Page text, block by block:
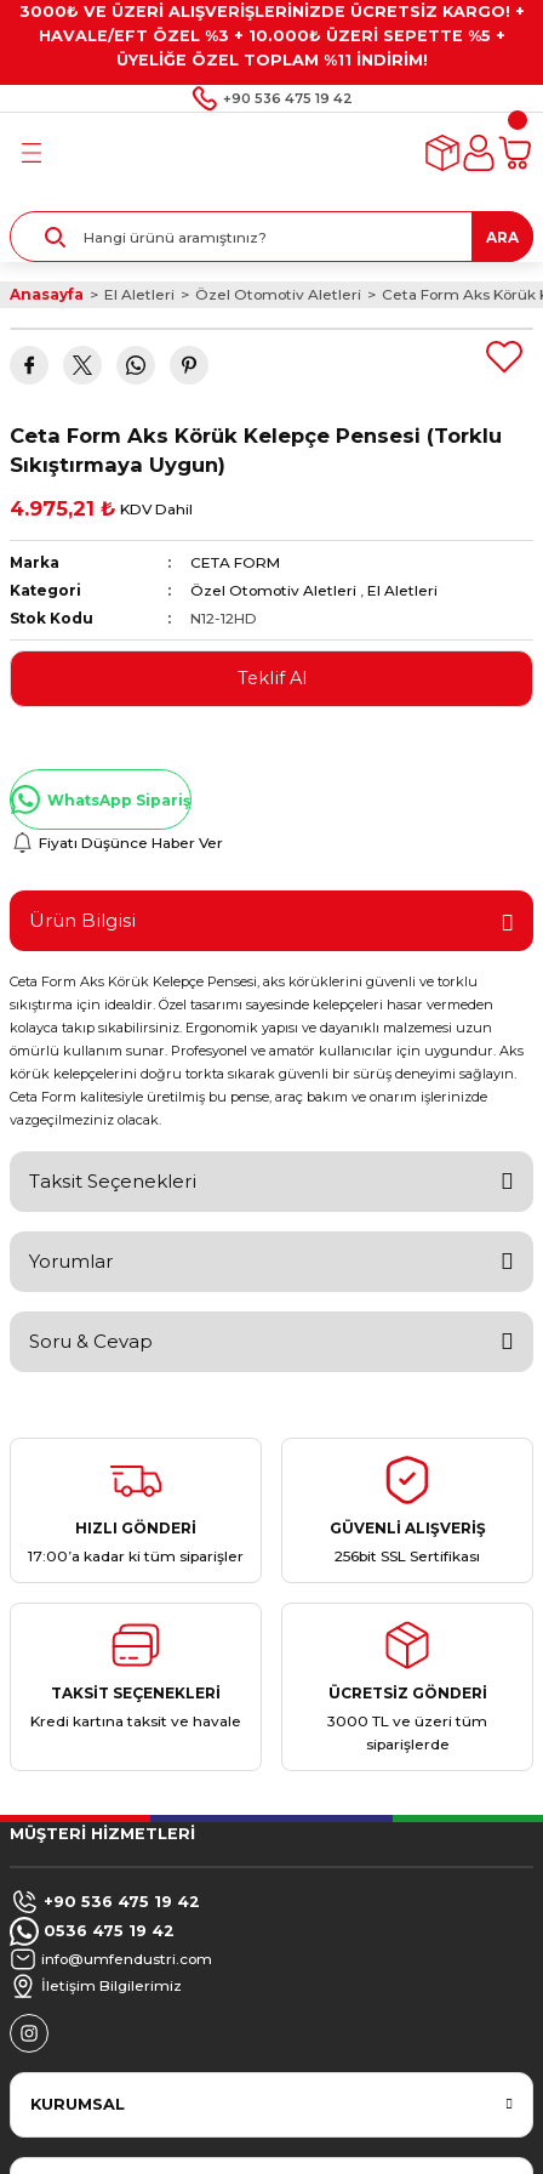
3000₺ VE ÜZERİ ALIŞVERİŞLERİNİZDE ÜCRETSİZ KARGO! +
HAVALE/EFT ÖZEL %3 + 10.000₺ ÜZERİ SEPETTE %5 +
ÜYELİĞE ÖZEL TOPLAM %11 İNDİRİM!
+90 536 475 19 42
Geri Dön
Geri Dön
Geri Dön
Gresler
Geri Dön
Alet Setleri
ve Multimetreler
ve Penseler
Atölye Aletleri
Geri Dön
Taşları ve
ARA
Anasayfa El Aletleri Özel Otomotiv Aletleri Ceta Form Aks Körük
Ceta Form Aks Körük Kelepçe Pensesi (Torklu
Sıkıştırmaya Uygun)
4.975,21 ₺ KDV Dahil
Marka
CETA FORM
Kategori
Özel Otomotiv Aletleri , El Aletleri
Stok Kodu
N12-12HD
Teklif Al
WhatsApp Sipariş
Fiyatı Düşünce Haber Ver
Ürün Bilgisi
Ceta Form Aks Körük Kelepçe Pensesi, aks körüklerini güvenli ve torklu
sıkıştırma için idealdir. Özel tasarımı sayesinde kelepçeleri hasar vermeden
kolayca takıp sıkabilirsiniz. Ergonomik yapısı ve dayanıklı malzemesi uzun
ömürlü kullanım sunar. Profesyonel ve amatör kullanıcılar için uygundur. Aks
körük kelepçelerini doğru torkta sıkarak güvenli bir sürüş deneyimi sağlayın.
Ceta Form kalitesiyle üretilmiş bu pense, araç bakım ve onarım işlerinizde
vazgeçilmeziniz olacak.
Taksit Seçenekleri
Yorumlar
Yorum Yaz
Soru & Cevap
Ürün hakkında henüz soru sorulmamış.
HIZLI GÖNDERİ
17:00’a kadar ki tüm siparişler
GÜVENLİ ALIŞVERİŞ
256bit SSL Sertifikası
TAKSİT SEÇENEKLERİ
Kredi kartına taksit ve havale
ÜCRETSİZ GÖNDERİ
3000 TL ve üzeri tüm
siparişlerde
MÜŞTERİ HİZMETLERİ
+90 536 475 19 42
0536 475 19 42
info@umfendustri.com
İletişim Bilgilerimiz
KURUMSAL